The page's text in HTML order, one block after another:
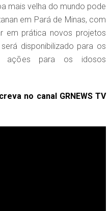
mais velha do mundo pode
em Pará de Minas, com
em prática novos projetos
disponibilizado para os
ações para os idosos
no canal GRNEWS TV